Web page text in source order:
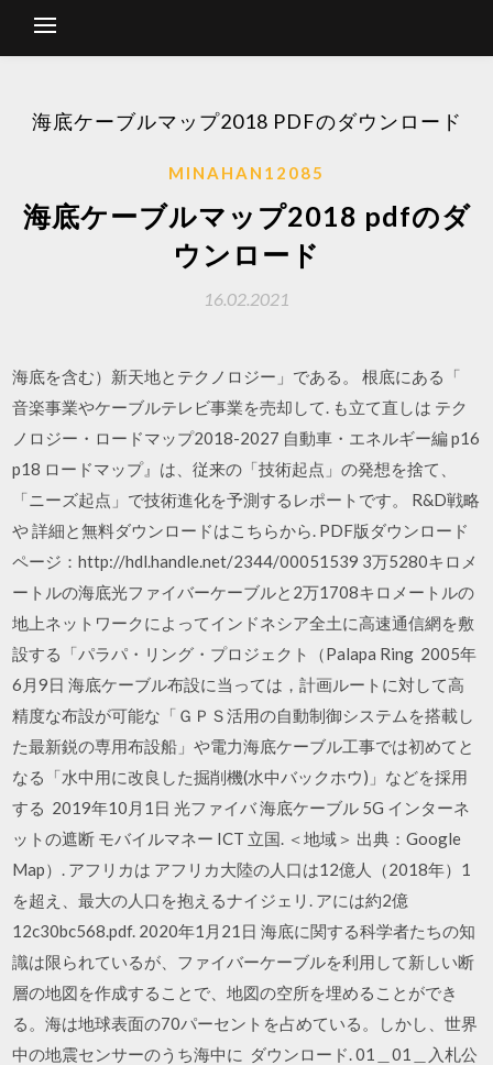
海底ケーブルマップ2018 PDFのダウンロード
MINAHAN12085
海底ケーブルマップ2018 pdfのダ
ウンロード
16.02.2021
海底を含む）新天地とテクノロジー」である。 根底にある「
音楽事業やケーブルテレビ事業を売却して. も立て直しは テク
ノロジー・ロードマップ2018-2027 自動車・エネルギー編 p16
p18 ロードマップ』は、従来の「技術起点」の発想を捨て、
「ニーズ起点」で技術進化を予測するレポートです。 R&D戦略
や 詳細と無料ダウンロードはこちらから. PDF版ダウンロード
ページ：http://hdl.handle.net/2344/00051539 3万5280キロメ
ートルの海底光ファイバーケーブルと2万1708キロメートルの
地上ネットワークによってインドネシア全土に高速通信網を敷
設する「パラパ・リング・プロジェクト（Palapa Ring 2005年
6月9日 海底ケーブル布設に当っては，計画ルートに対して高
精度な布設が可能な「ＧＰＳ活用の自動制御システムを搭載し
た最新鋭の専用布設船」や電力海底ケーブル工事では初めてと
なる「水中用に改良した掘削機(水中バックホウ)」などを採用
する 2019年10月1日 光ファイバ 海底ケーブル 5G インターネ
ットの遮断 モバイルマネー ICT 立国. ＜地域＞ 出典：Google
Map）. アフリカは アフリカ大陸の人口は12億人（2018年）1
を超え、最大の人口を抱えるナイジェリ. アには約2億
12c30bc568.pdf. 2020年1月21日 海底に関する科学者たちの知
識は限られているが、ファイバーケーブルを利用して新しい断
層の地図を作成することで、地図の空所を埋めることができ
る。海は地球表面の70パーセントを占めている。しかし、世界
中の地震センサーのうち海中に ダウンロード. 01＿01＿入札公